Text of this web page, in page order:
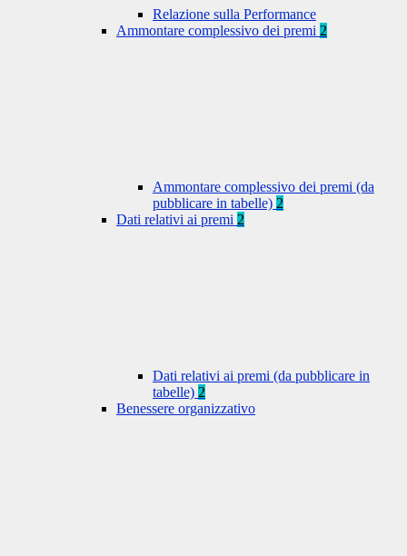
Relazione sulla Performance
Ammontare complessivo dei premi 2
Ammontare complessivo dei premi (da
pubblicare in tabelle) 2
Dati relativi ai premi 2
Dati relativi ai premi (da pubblicare in
tabelle) 2
Benessere organizzativo